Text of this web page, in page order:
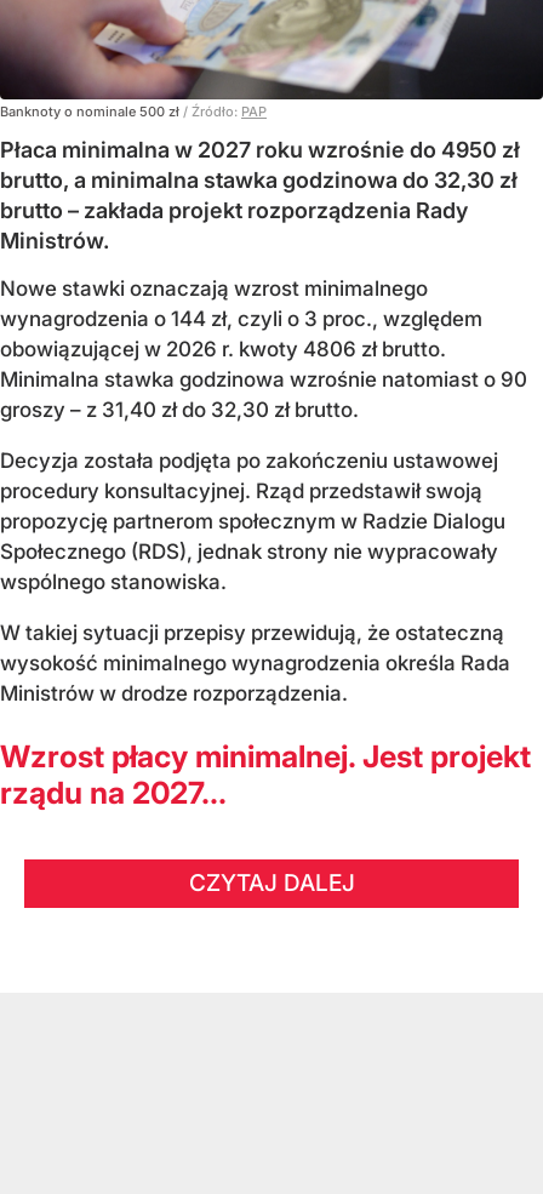
Banknoty o nominale 500 zł / Źródło: PAP
Płaca minimalna w 2027 roku wzrośnie do 4950 zł
brutto, a minimalna stawka godzinowa do 32,30 zł
brutto – zakłada projekt rozporządzenia Rady
Ministrów.
Nowe stawki oznaczają wzrost minimalnego
wynagrodzenia o 144 zł, czyli o 3 proc., względem
obowiązującej w 2026 r. kwoty 4806 zł brutto.
Minimalna stawka godzinowa wzrośnie natomiast o 90
groszy – z 31,40 zł do 32,30 zł brutto.
Decyzja została podjęta po zakończeniu ustawowej
procedury konsultacyjnej. Rząd przedstawił swoją
propozycję partnerom społecznym w Radzie Dialogu
Społecznego (RDS), jednak strony nie wypracowały
wspólnego stanowiska.
W takiej sytuacji przepisy przewidują, że ostateczną
wysokość minimalnego wynagrodzenia określa Rada
Ministrów w drodze rozporządzenia.
Wzrost płacy minimalnej. Jest projekt
rządu na 2027...
CZYTAJ DALEJ